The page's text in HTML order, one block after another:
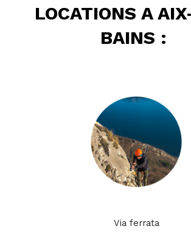
LOCATIONS A
BAINS :
Via ferrata